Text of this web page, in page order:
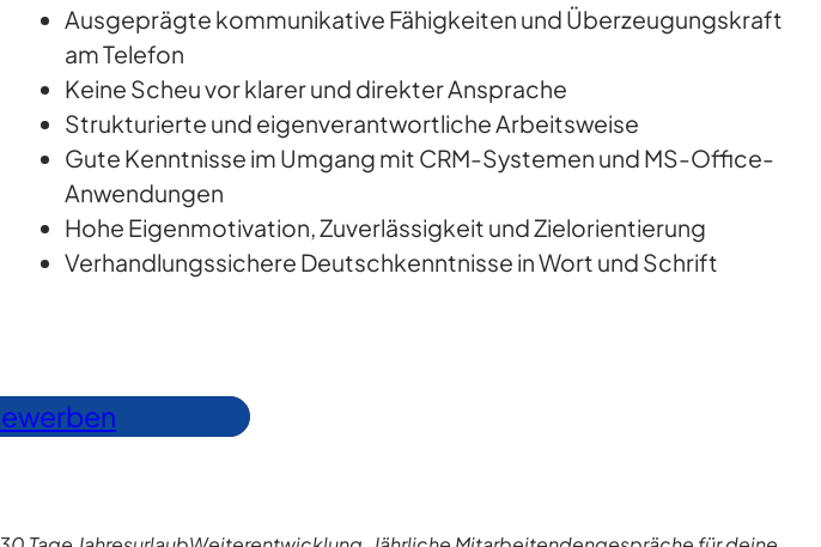
Ausgeprägte kommunikative Fähigkeiten und Überzeugungskraft
am Telefon
Keine Scheu vor klarer und direkter Ansprache
Strukturierte und eigenverantwortliche Arbeitsweise
Gute Kenntnisse im Umgang mit CRM-Systemen und MS-Office-
Anwendungen
Hohe Eigenmotivation, Zuverlässigkeit und Zielorientierung
Verhandlungssichere Deutschkenntnisse in Wort und Schrift